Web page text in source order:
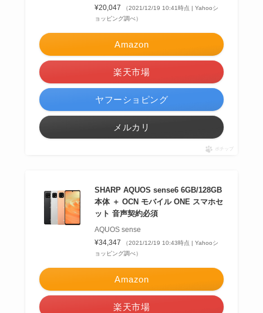
¥20,047
（2021/12/19 10:41時点 | Yahooシ
ョッピング調べ）
Amazon
楽天市場
ヤフーショピング
メルカリ
ポチップ
SHARP AQUOS sense6 6GB/128GB
本体 ＋ OCN モバイル ONE スマホセ
ット 音声契約必須
AQUOS sense
¥34,347
（2021/12/19 10:43時点 | Yahooシ
ョッピング調べ）
Amazon
楽天市場